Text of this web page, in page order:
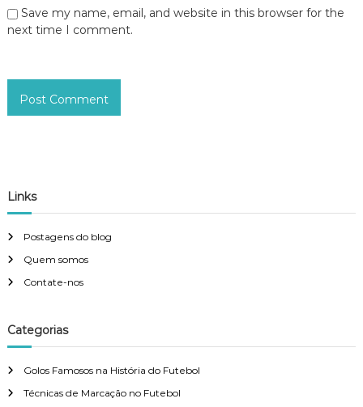
Save my name, email, and website in this browser for the
next time I comment.
Links
Postagens do blog
Quem somos
Contate-nos
Categorias
Golos Famosos na História do Futebol
Técnicas de Marcação no Futebol